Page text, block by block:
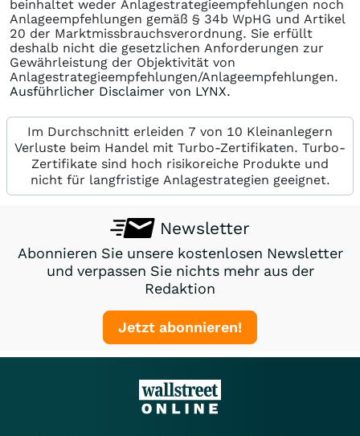
beinhaltet weder Anlagestrategieempfehlungen noch
Anlageempfehlungen gemäß § 34b WpHG und Artikel
20 der Marktmissbrauchsverordnung. Sie erfüllt
deshalb nicht die gesetzlichen Anforderungen zur
Gewährleistung der Objektivität von
Anlagestrategieempfehlungen/Anlageempfehlungen.
Ausführlicher Disclaimer von LYNX.
Im Durchschnitt erleiden 7 von 10 Kleinanlegern
Verluste beim Handel mit Turbo-Zertifikaten. Turbo-
Zertifikate sind hoch risikoreiche Produkte und
nicht für langfristige Anlagestrategien geeignet.
Newsletter
Abonnieren Sie unsere kostenlosen Newsletter
und verpassen Sie nichts mehr aus der
Redaktion
Jetzt abonnieren!